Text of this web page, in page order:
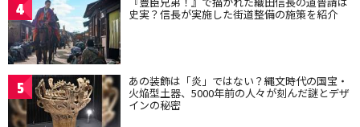
4 史実？信長が実施した街道整備の施策を紹介
5 あの装飾は「炎」ではない？縄文時代の国宝・
火焔型土器、5000年前の人々が刻んだ謎とデザ
インの秘密